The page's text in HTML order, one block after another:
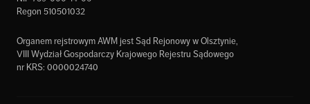
Regon 510501032
Organem rejstrowym AWM jest Sąd Rejonowy w Olsztynie,
VIII Wydział Gospodarczy Krajowego Rejestru Sądowego
nr KRS: 0000024740